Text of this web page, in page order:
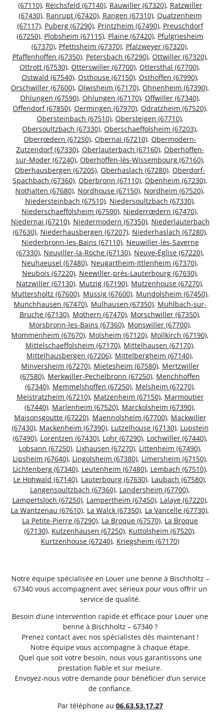
(67110), Reichsfeld (67140), Rauwiller (67320), Ratzwiller
(67430), Ranrupt (67420), Rangen (67310), Quatzenheim
(67117), Puberg (67290), Printzheim (67490), Preuschdorf
(67250), Plobsheim (67115), Plaine (67420), Pfulgriesheim
(67370), Pfettisheim (67370), Pfalzweyer (67320),
Pfaffenhoffen (67350), Petersbach (67290), Ottwiller (67320),
Ottrott (67530), Otterswiller (67700), Ottersthal (67700),
Ostwald (67540), Osthouse (67150), Osthoffen (67990),
Orschwiller (67600), Olwisheim (67170), Ohnenheim (67390),
Ohlungen (67590), Ohlungen (67170), Offwiller (67340),
Offendorf (67850), Oermingen (67970), Odratzheim (67520),
Obersteinbach (67510), Obersteigen (67710),
Obersoultzbach (67330), Oberschaeffolsheim (67203),
Oberrœdern (67250), Obernai (67210), Obermodern-
Zutzendorf (67330), Oberlauterbach (67160), Oberhoffen-
sur-Moder (67240), Oberhoffen-lès-Wissembourg (67160),
Oberhausbergen (67205), Oberhaslach (67280), Oberdorf-
Spachbach (67360), Oberbronn (67110), Obenheim (67230),
Nothalten (67680), Nordhouse (67150), Nordheim (67520),
Niedersteinbach (67510), Niedersoultzbach (67330),
Niederschaeffolsheim (67500), Niederrœdern (67470),
Niedernai (67210), Niedermodern (67350), Niederlauterbach
(67630), Niederhausbergen (67207), Niederhaslach (67280),
Niederbronn-les-Bains (67110), Neuwiller-lès-Saverne
(67330), Neuviller-la-Roche (67130), Neuve-Église (67220),
Neuhaeusel (67480), Neugartheim-Ittlenheim (67370),
Neubois (67220), Neewiller-près-Lauterbourg (67630),
Natzwiller (67130), Mutzig (67190), Mutzenhouse (67270),
Muttersholtz (67600), Mussig (67600), Mundolsheim (67450),
Munchhausen (67470), Mulhausen (67350), Muhlbach-sur-
Bruche (67130), Mothern (67470), Morschwiller (67350),
Morsbronn-les-Bains (67360), Monswiller (67700),
Mommenheim (67670), Molsheim (67120), Mollkirch (67190),
Mittelschaeffolsheim (67170), Mittelhausen (67170),
Mittelhausbergen (67206), Mittelbergheim (67140),
Minversheim (67270), Mietesheim (67580), Mertzwiller
(67580), Merkwiller-Pechelbronn (67250), Menchhoffen
(67340), Memmelshoffen (67250), Melsheim (67270),
Meistratzheim (67210), Matzenheim (67150), Marmoutier
(67440), Marlenheim (67520), Marckolsheim (67390),
Maisonsgoutte (67220), Maennolsheim (67700), Mackwiller
(67430), Mackenheim (67390), Lutzelhouse (67130), Lupstein
(67490), Lorentzen (67430), Lohr (67290), Lochwiller (67440),
Lobsann (67250), Lixhausen (67270), Littenheim (67490),
Lipsheim (67640), Lingolsheim (67380), Limersheim (67150),
Lichtenberg (67340), Leutenheim (67480), Lembach (67510),
Le Hohwald (67140), Lauterbourg (67630), Laubach (67580),
Langensoultzbach (67360), Landersheim (67700),
Lampertsloch (67250), Lampertheim (67450), Lalaye (67220),
La Wantzenau (67610), La Walck (67350), La Vancelle (67730),
La Petite-Pierre (67290), La Broque (67570), La Broque
(67130), Kutzenhausen (67250), Kuttolsheim (67520),
Kurtzenhouse (67240), Kriegsheim (67170)
Notre équipe spécialisée en Louer une benne à Bischholtz –
67340 vous accompagnent avec sérieux pour vous offrir un
service de qualité.
Besoin d’une intervention rapide et efficace pour Louer une
benne à Bischholtz – 67340 ?
Prenez contact avec nos spécialistes dès maintenant !
Notre équipe vous accompagne à chaque étape.
Quel que soit votre besoin, nous vous garantissons une
prestation fiable et sur mesure.
Envoyez-nous votre demande pour bénéficier d’un service
de confiance.
Par téléphone au 06.63.53.17.27